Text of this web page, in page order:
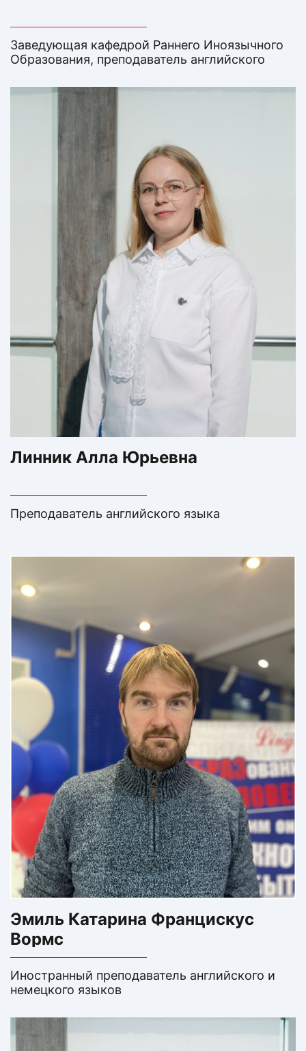
Заведующая кафедрой Раннего Иноязычного
Образования, преподаватель английского
Линник Алла Юрьевна
Преподаватель английского языка
Эмиль Катарина Францискус
Вормс
Иностранный преподаватель английского и
немецкого языков